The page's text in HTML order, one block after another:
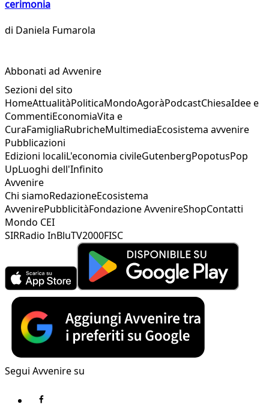
cerimonia
di Daniela Fumarola
Abbonati ad Avvenire
Sezioni del sito
HomeAttualitàPoliticaMondoAgoràPodcastChiesaIdee e
CommentiEconomiaVita e
CuraFamigliaRubricheMultimediaEcosistema avvenire
Pubblicazioni
Edizioni localiL'economia civileGutenbergPopotusPop
UpLuoghi dell'Infinito
Avvenire
Chi siamoRedazioneEcosistema
AvvenirePubblicitàFondazione AvvenireShopContatti
Mondo CEI
SIRRadio InBluTV2000FISC
Segui Avvenire su